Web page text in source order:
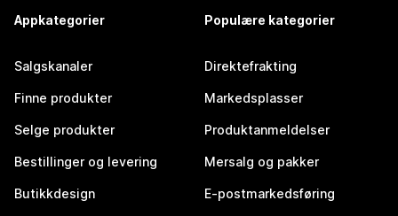
Appkategorier
Salgskanaler
Finne produkter
Selge produkter
Bestillinger og levering
Butikkdesign
Populære kategorier
Direktefrakting
Markedsplasser
Produktanmeldelser
Mersalg og pakker
E-postmarkedsføring